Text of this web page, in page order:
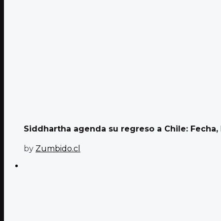
Siddhartha agenda su regreso a Chile: Fecha,
by Zumbido.cl